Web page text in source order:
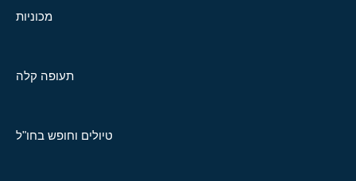
מכוניות
תעופה קלה
טיולים וחופש בחו"ל